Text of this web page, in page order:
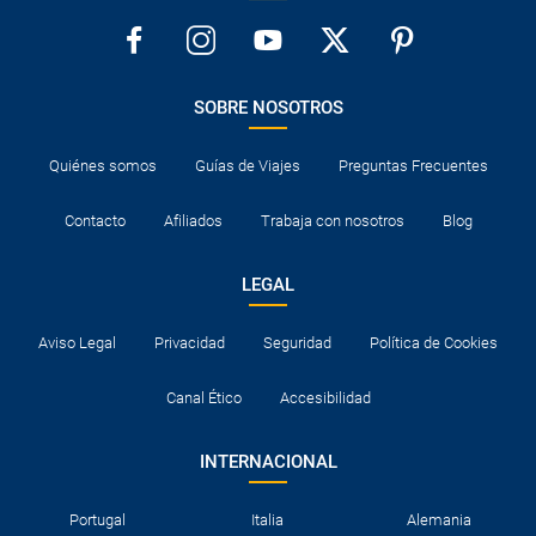
SOBRE NOSOTROS
Quiénes somos Guías de Viajes Preguntas Frecuentes
Contacto Afiliados Trabaja con nosotros Blog
LEGAL
Aviso Legal Privacidad Seguridad Política de Cookies
Canal Ético Accesibilidad
INTERNACIONAL
Portugal Italia Alemania